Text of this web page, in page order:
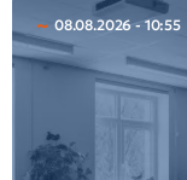
08.08.2026 - 10:55